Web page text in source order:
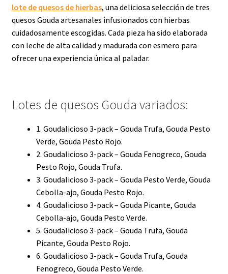
lote de quesos de hierbas, una deliciosa selección de tres
quesos Gouda artesanales infusionados con hierbas
cuidadosamente escogidas. Cada pieza ha sido elaborada
con leche de alta calidad y madurada con esmero para
ofrecer una experiencia única al paladar.
Lotes de quesos Gouda variados:
1. Goudalicioso 3-pack – Gouda Trufa, Gouda Pesto
Verde, Gouda Pesto Rojo.
2. Goudalicioso 3-pack – Gouda Fenogreco, Gouda
Pesto Rojo, Gouda Trufa.
3. Goudalicioso 3-pack – Gouda Pesto Verde, Gouda
Cebolla-ajo, Gouda Pesto Rojo.
4. Goudalicioso 3-pack – Gouda Picante, Gouda
Cebolla-ajo, Gouda Pesto Verde.
5. Goudalicioso 3-pack – Gouda Trufa, Gouda
Picante, Gouda Pesto Rojo.
6. Goudalicioso 3-pack – Gouda Trufa, Gouda
Fenogreco, Gouda Pesto Verde.